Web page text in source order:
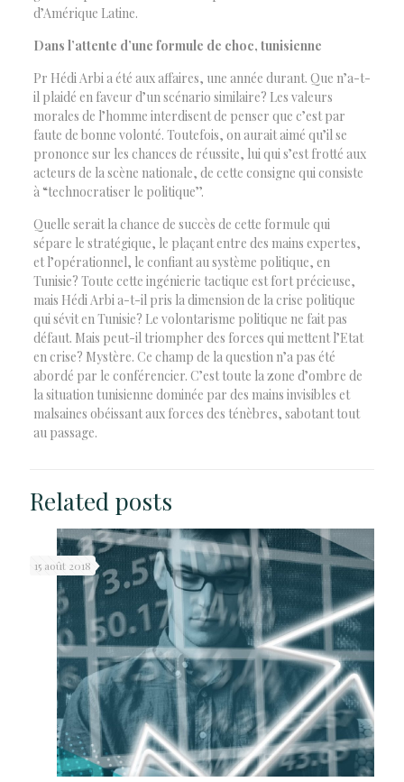
d’Amérique Latine.
Dans l’attente d’une formule de choc, tunisienne
Pr Hédi Arbi a été aux affaires, une année durant. Que n’a-t-
il plaidé en faveur d’un scénario similaire? Les valeurs
morales de l’homme interdisent de penser que c’est par
faute de bonne volonté. Toutefois, on aurait aimé qu’il se
prononce sur les chances de réussite, lui qui s’est frotté aux
acteurs de la scène nationale, de cette consigne qui consiste
à “technocratiser le politique’’.
Quelle serait la chance de succès de cette formule qui
sépare le stratégique, le plaçant entre des mains expertes,
et l’opérationnel, le confiant au système politique, en
Tunisie? Toute cette ingénierie tactique est fort précieuse,
mais Hédi Arbi a-t-il pris la dimension de la crise politique
qui sévit en Tunisie? Le volontarisme politique ne fait pas
défaut. Mais peut-il triompher des forces qui mettent l’Etat
en crise? Mystère. Ce champ de la question n’a pas été
abordé par le conférencier. C’est toute la zone d’ombre de
la situation tunisienne dominée par des mains invisibles et
malsaines obéissant aux forces des ténèbres, sabotant tout
au passage.
Related posts
15 août 2018